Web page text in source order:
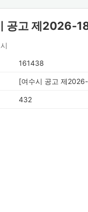
공고 제2026-
161438
[여수시 공고 제
432